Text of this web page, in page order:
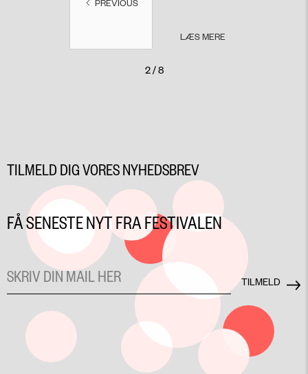
PREVIOUS
LÆS MERE
2 / 8
TILMELD DIG VORES NYHEDSBREV
FÅ SENESTE NYT FRA FESTIVALEN